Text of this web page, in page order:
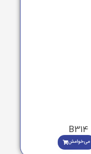
می‌خوامش